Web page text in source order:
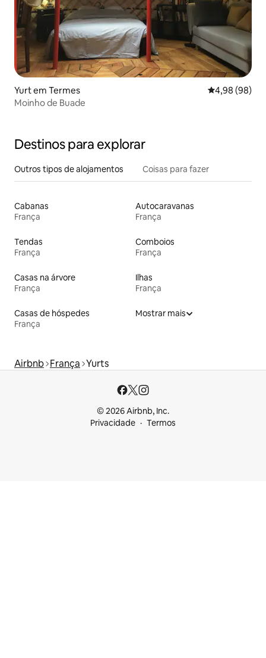
Yurt em Termes Classificação
4,98 (98)
Moinho de Buade
Destinos para explorar
Outros tipos de alojamentos Coisas para fazer
Cabanas
França
Autocaravanas
França
Tendas
França
Comboios
França
Casas na árvore
França
Ilhas
França
Casas de hóspedes
França
Mostrar mais
Airbnb França Yurts
© 2026 Airbnb, Inc.
Privacidade
Termos